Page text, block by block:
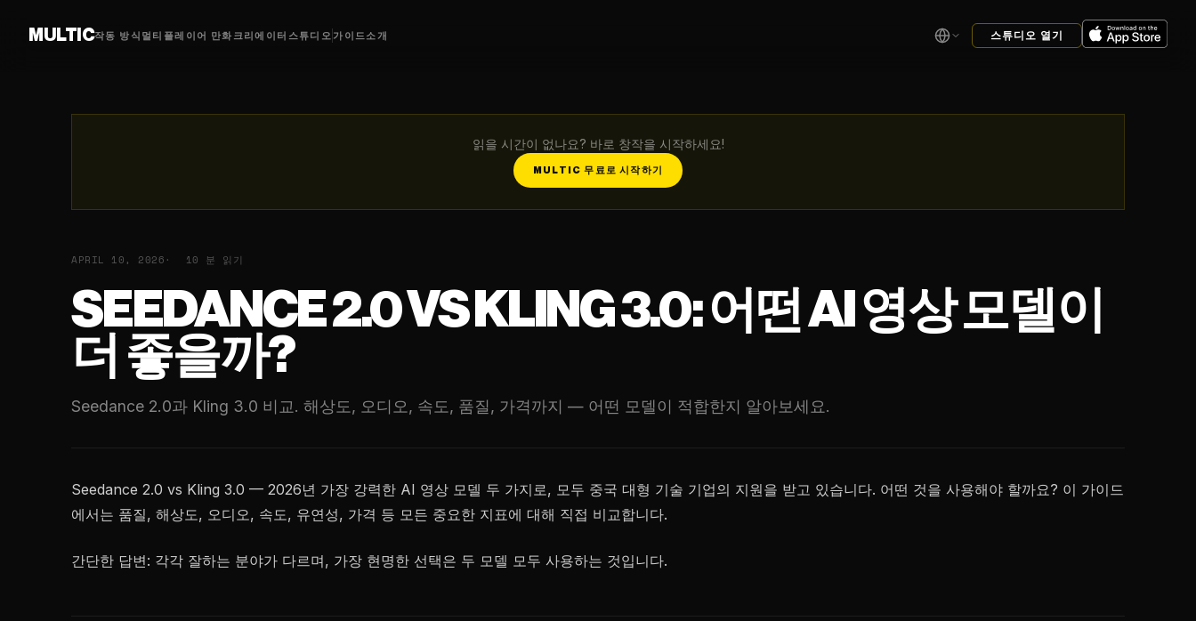
MULTIC작동 방식 멀티플레이어 만화 크리에이터 스튜디오 가이드 소개 스튜디오 열기
읽을 시간이 없나요? 바로 창작을 시작하세요!
MULTIC 무료로 시작하기
APRIL 10, 2026 10 분 읽기
SEEDANCE 2.0 VS KLING 3.0: 어떤 AI 영상 모델이
더 좋을까?
Seedance 2.0과 Kling 3.0 비교. 해상도, 오디오, 속도, 품질, 가격까지 — 어떤 모델이 적합한지 알아보세요.
Seedance 2.0 vs Kling 3.0 — 2026년 가장 강력한 AI 영상 모델 두 가지로, 모두 중국 대형 기술 기업의 지원을 받고 있습니다. 어떤 것을 사용해야 할까요? 이 가이드
에서는 품질, 해상도, 오디오, 속도, 유연성, 가격 등 모든 중요한 지표에 대해 직접 비교합니다.
간단한 답변: 각각 잘하는 분야가 다르며, 가장 현명한 선택은 두 모델 모두 사용하는 것입니다.